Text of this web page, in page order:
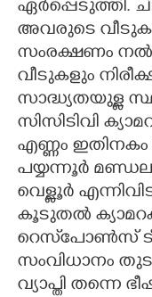
ഏർപ്പെടുത്തി.
അവരുടെ
സംരക്ഷണം
വീടുകളും
സാദ്ധ്യതയുള്ള
സിസിടിവി
എണ്ണം ഇതിനകം
പയ്യന്നൂർ
വെള്ളൂർ
കൂടുതൽ
റെസ്‌പോൺസ്
സംവിധാനം
വ്യാപ്തി തന്നെ